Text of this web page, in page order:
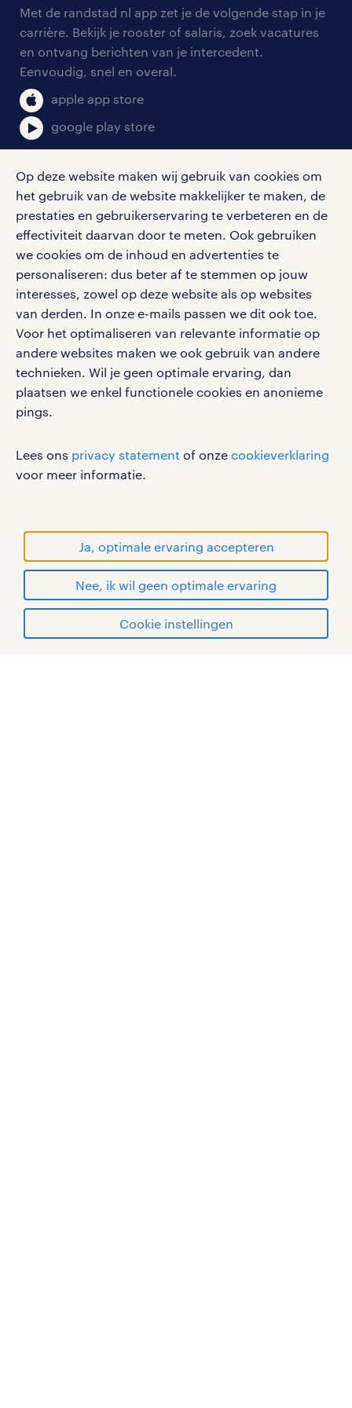
Op deze website maken wij gebruik van cookies om
het gebruik van de website makkelijker te maken, de
prestaties en gebruikerservaring te verbeteren en de
effectiviteit daarvan door te meten. Ook gebruiken
we cookies om de inhoud en advertenties te
personaliseren: dus beter af te stemmen op jouw
interesses, zowel op deze website als op websites
van derden. In onze e-mails passen we dit ook toe.
Voor het optimaliseren van relevante informatie op
andere websites maken we ook gebruik van andere
technieken. Wil je geen optimale ervaring, dan
plaatsen we enkel functionele cookies en anonieme
pings.
Lees ons privacy statement of onze cookieverklaring
voor meer informatie.
Ja, optimale ervaring accepteren
Nee, ik wil geen optimale ervaring
Cookie instellingen
personeel gezocht
aanmelden nieuwsbrief
blogs en artikelen
salarischecker
bruto-netto calculator
onze vestigingen
pers
Met de randstad nl app zet je de volgende stap in je
carrière. Bekijk je rooster of salaris, zoek vacatures
en ontvang berichten van je intercedent.
Eenvoudig, snel en overal.
apple app store
google play store
social media
Volg ons voor de leukste content omtrent
vacatures, solliciteren en inspiratie.
werken bij randstad
gebruikersvoorwaarden
privacystatement
cookies
handelsmerken van Randstad N.V.
© Randstad 2026